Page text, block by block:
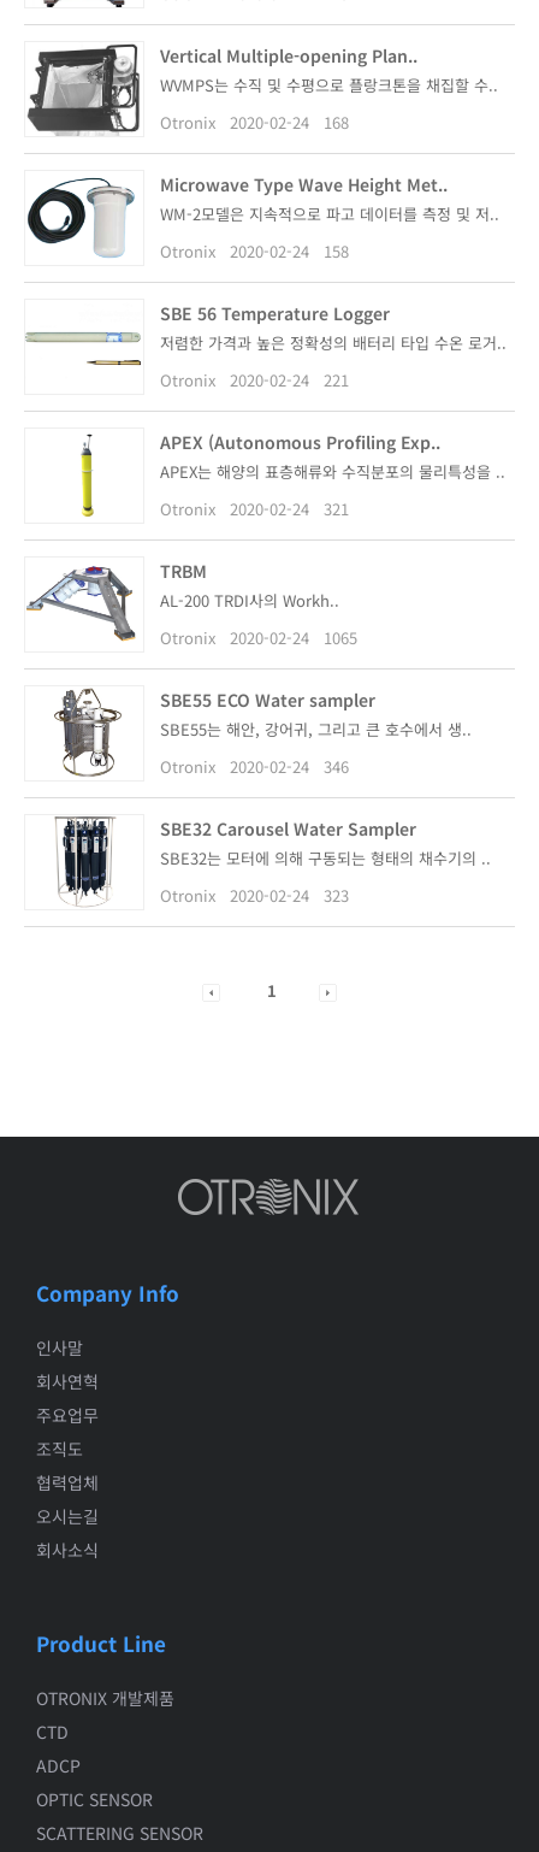
Vertical Multiple-opening Plan..
WVMPS는 수직 및 수평으로 플랑크톤을 채집할 수..
Otronix
2020-02-24 168
Microwave Type Wave Height Met..
WM-2모델은 지속적으로 파고 데이터를 측정 및 저..
Otronix
2020-02-24 158
SBE 56 Temperature Logger
저렴한 가격과 높은 정확성의 배터리 타입 수온 로거..
Otronix
2020-02-24 221
APEX (Autonomous Profiling Exp..
APEX는 해양의 표층해류와 수직분포의 물리특성을 ..
Otronix
2020-02-24 321
TRBM
AL-200 TRDI사의 Workh..
Otronix
2020-02-24 1065
SBE55 ECO Water sampler
SBE55는 해안, 강어귀, 그리고 큰 호수에서 생..
Otronix
2020-02-24 346
SBE32 Carousel Water Sampler
SBE32는 모터에 의해 구동되는 형태의 채수기의 ..
Otronix
2020-02-24 323
1
Company Info
인사말
회사연혁
주요업무
조직도
협력업체
오시는길
회사소식
Product Line
OTRONIX 개발제품
CTD
ADCP
OPTIC SENSOR
SCATTERING SENSOR